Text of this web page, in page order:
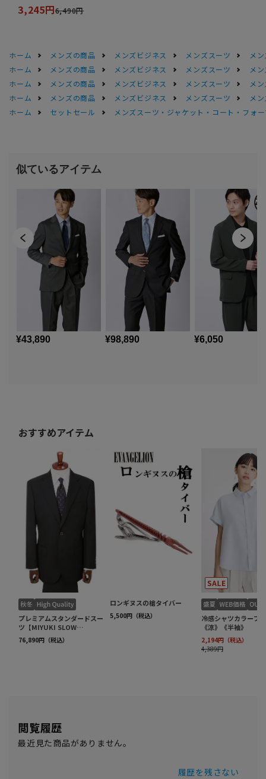
3,245円6,490円
ホーム メンズの商品 メンズビジネス メンズスーツ
メ
ホーム
メンズの商品 メンズビジネス メンズスーツ
メ
ホーム
メンズの商品 メンズビジネス メンズスーツ
メ
ホーム
メンズの商品 メンズビジネス メンズスーツ
メ
ホーム
セットセール メンズスーツ・ジャケット・コート・フォ
閲覧履歴
最近見た商品がありません。
履歴を残さない